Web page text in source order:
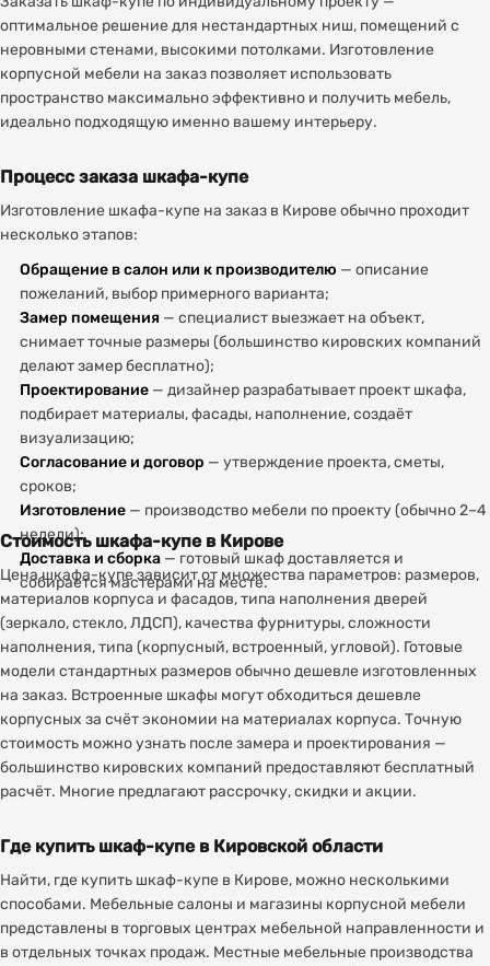
оптимальное решение для нестандартных ниш, помещений с
неровными стенами, высокими потолками. Изготовление
корпусной мебели на заказ позволяет использовать
пространство максимально эффективно и получить мебель,
идеально подходящую именно вашему интерьеру.
Процесс заказа шкафа-купе
Изготовление шкафа-купе на заказ в Кирове обычно проходит
несколько этапов:
Обращение в салон или к производителю — описание
пожеланий, выбор примерного варианта;
Замер помещения — специалист выезжает на объект,
снимает точные размеры (большинство кировских компаний
делают замер бесплатно);
Проектирование— дизайнер разрабатывает проект шкафа,
подбирает материалы, фасады, наполнение, создаёт
визуализацию;
Согласование и договор — утверждение проекта, сметы,
сроков;
Изготовление— производство мебели по проекту (обычно 2–4
недели);
Доставка и сборка— готовый шкаф доставляется и
собирается мастерами на месте.
Стоимость шкафа-купе в Кирове
Цена шкафа-купе зависит от множества параметров: размеров,
материалов корпуса и фасадов, типа наполнения дверей
(зеркало, стекло, ЛДСП), качества фурнитуры, сложности
наполнения, типа (корпусный, встроенный, угловой). Готовые
модели стандартных размеров обычно дешевле изготовленных
на заказ. Встроенные шкафы могут обходиться дешевле
корпусных за счёт экономии на материалах корпуса. Точную
стоимость можно узнать после замера и проектирования —
большинство кировских компаний предоставляют бесплатный
расчёт. Многие предлагают рассрочку, скидки и акции.
Где купить шкаф-купе в Кировской области
Найти, где купить шкаф-купе в Кирове, можно несколькими
способами. Мебельные салоны и магазины корпусной мебели
представлены в торговых центрах мебельной направленности и
в отдельных точках продаж. Местные мебельные производства